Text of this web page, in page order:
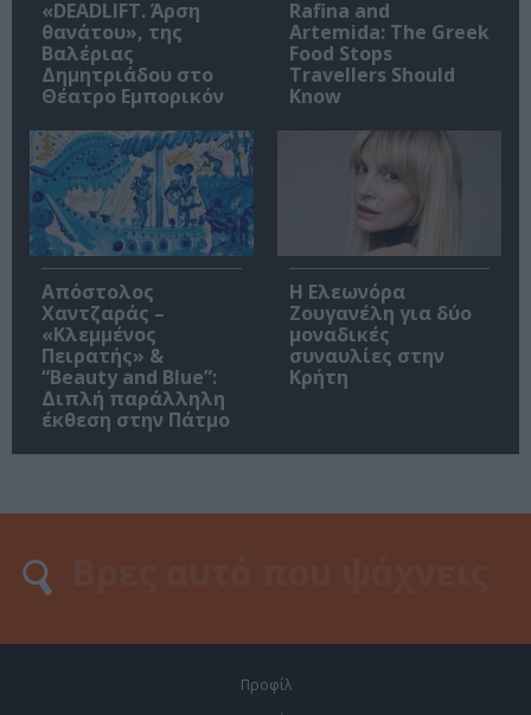
«DEADLIFT. Άρση
θανάτου», της
Βαλέριας
Δημητριάδου στο
Θέατρο Εμπορικόν
Rafina and
Artemida: The Greek
Food Stops
Travellers Should
Know
Απόστολος
Χαντζαράς –
«Κλεμμένος
Πειρατής» &
“Beauty and Blue”:
Διπλή παράλληλη
έκθεση στην Πάτμο
Η Ελεωνόρα
Ζουγανέλη για δύο
μοναδικές
συναυλίες στην
Κρήτη
Προφίλ